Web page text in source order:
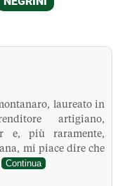
laureato in
artigiano,
e, più raramente,
mi piace dire che
Continua